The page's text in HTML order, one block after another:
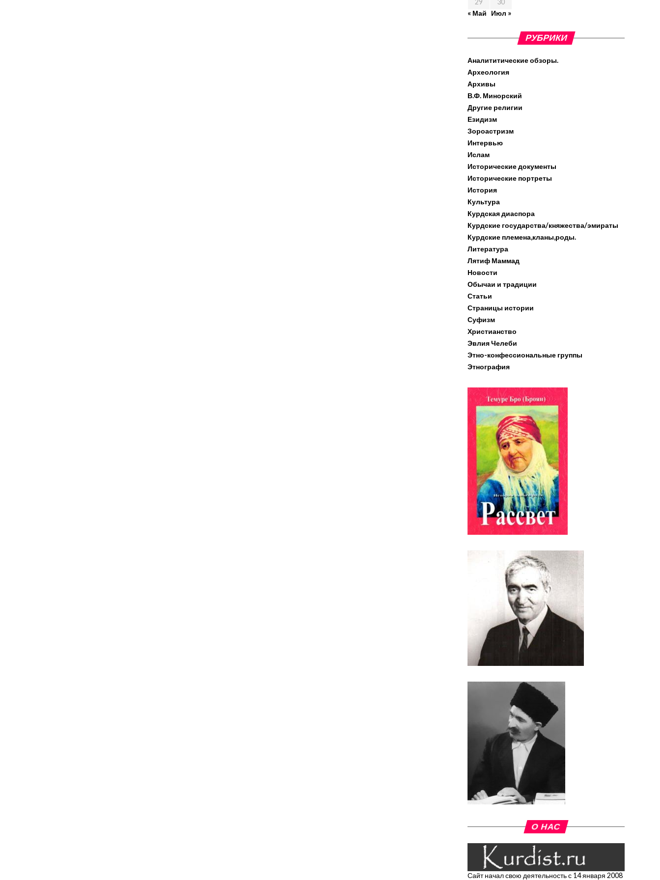
29
30
« Май
Июл »
РУБРИКИ
Аналититические обзоры.
Археология
Архивы
В.Ф. Минорский
Другие религии
Езидизм
Зороастризм
Интервью
Ислам
Исторические документы
Исторические портреты
История
Культура
Курдская диаспора
Курдские государства/княжества/эмираты
Курдские племена,кланы,роды.
Литература
Лятиф Маммад
Новости
Обычаи и традиции
Статьи
Страницы истории
Суфизм
Христианство
Эвлия Челеби
Этно-конфессиональные группы
Этнография
О НАС
Сайт начал свою деятельность с 14 января 2008